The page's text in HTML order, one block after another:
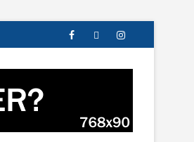
facebooktwitterinstagram
en